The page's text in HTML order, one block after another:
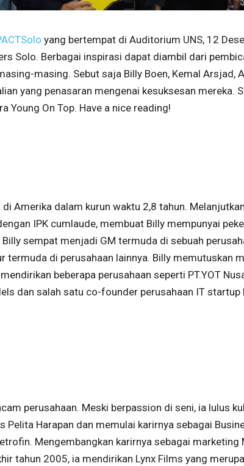
yang bertempat di Auditorium UNS, 12
Solo. Berbagai inspirasi dapat diambil dari
masing. Sebut saja Billy Boen, Kemal Arsjad,
yang penasaran mengenai kesuksesan mereka.
Young On Top. Have a nice reading!
Amerika dalam kurun waktu 2,8 tahun.
IPK cumlaude, membuat Billy mempunyai
sempat menjadi GM termuda di sebuah
termuda di perusahaan lainnya. Billy memutuskan
beberapa perusahaan seperti PT.YOT
dan salah satu co-founder perusahaan IT startup
perusahaan. Meski berpassion di seni, ia lulus
Pelita Harapan dan memulai karirnya sebagai
Mengembangkan karirnya sebagai marketing
tahun 2005, ia mendirikan Lynx Films yang